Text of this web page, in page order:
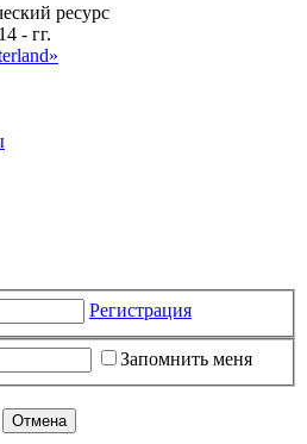
ресурс
- гг.
Регистрация
Запомнить меня
Отмена